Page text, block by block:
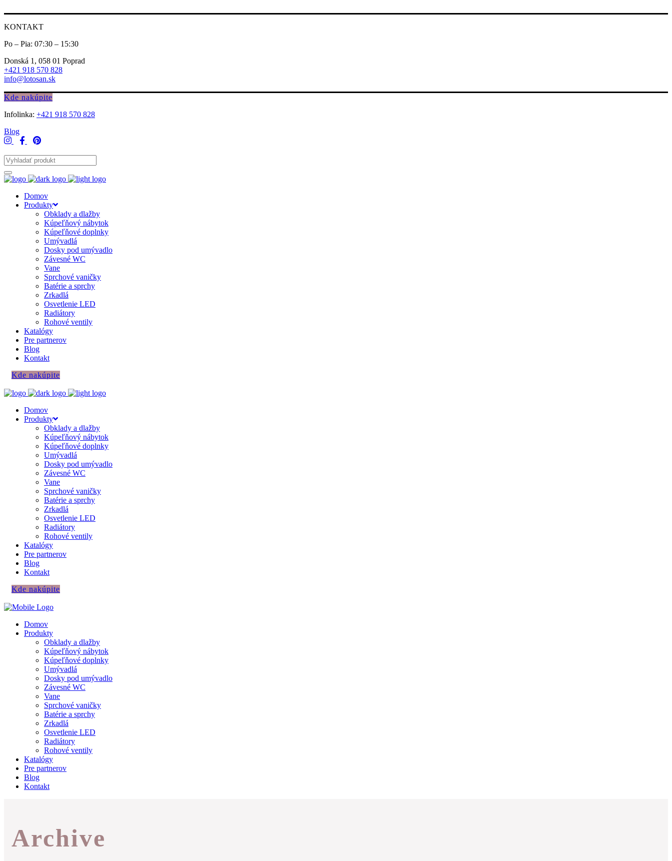
KONTAKT
Po – Pia: 07:30 – 15:30
Donská 1, 058 01 Poprad
+421 918 570 828
info@lotosan.sk
Kde nakúpite
Infolinka: +421 918 570 828
Blog
Domov
Produkty
Obklady a dlažby
Kúpeľňový nábytok
Kúpeľňové doplnky
Umývadlá
Dosky pod umývadlo
Závesné WC
Vane
Sprchové vaničky
Batérie a sprchy
Zrkadlá
Osvetlenie LED
Radiátory
Rohové ventily
Katalógy
Pre partnerov
Blog
Kontakt
Kde nakúpite
Domov
Produkty
Obklady a dlažby
Kúpeľňový nábytok
Kúpeľňové doplnky
Umývadlá
Dosky pod umývadlo
Závesné WC
Vane
Sprchové vaničky
Batérie a sprchy
Zrkadlá
Osvetlenie LED
Radiátory
Rohové ventily
Katalógy
Pre partnerov
Blog
Kontakt
Kde nakúpite
Domov
Produkty
Obklady a dlažby
Kúpeľňový nábytok
Kúpeľňové doplnky
Umývadlá
Dosky pod umývadlo
Závesné WC
Vane
Sprchové vaničky
Batérie a sprchy
Zrkadlá
Osvetlenie LED
Radiátory
Rohové ventily
Katalógy
Pre partnerov
Blog
Kontakt
Archive